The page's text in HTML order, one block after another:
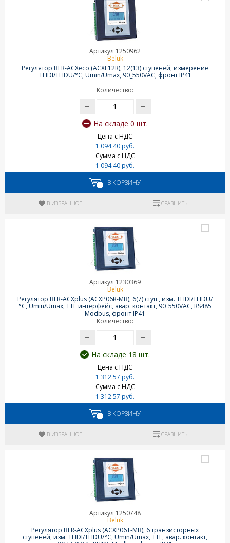
Артикул 1250962
Beluk
Регулятор BLR-ACXeco (ACXE12R), 12(13) ступеней, измерение
THDI/THDU/°C, Umin/Umax, 90_550VAC, фронт IP41
Количество:
На складе 0 шт.
Цена с НДС
1 094.40 руб.
Сумма с НДС
1 094.40 руб.
В КОРЗИНУ
В ИЗБРАННОЕ СРАВНИТЬ
Артикул 1230369
Beluk
Регулятор BLR-ACXplus (ACXP06R-MB), 6(7) ступ., изм. THDI/THDU/
°C, Umin/Umax, TTL интерфейс, авар. контакт, 90_550VAC, RS485
Modbus, фронт IP41
Количество:
На складе 18 шт.
Цена с НДС
1 312.57 руб.
Сумма с НДС
1 312.57 руб.
В КОРЗИНУ
В ИЗБРАННОЕ СРАВНИТЬ
Артикул 1250748
Beluk
Регулятор BLR-ACXplus (ACXP06T-MB), 6 транзисторных
ступеней, изм. THDI/THDU/°C, Umin/Umax, TTL, авар. контакт,